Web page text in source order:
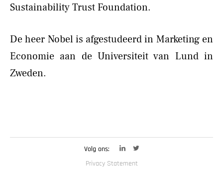
Sustainability Trust Foundation.
De heer Nobel is afgestudeerd in Marketing en
Economie aan de Universiteit van Lund in
Zweden.
Privacy Statement
Volg ons: